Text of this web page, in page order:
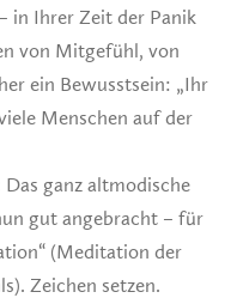
in Ihrer Zeit der Panik
von Mitgefühl, von
ein Bewusstsein: „Ihr
Menschen auf der
ganz altmodische
gut angebracht – für
(Meditation der
Zeichen setzen.